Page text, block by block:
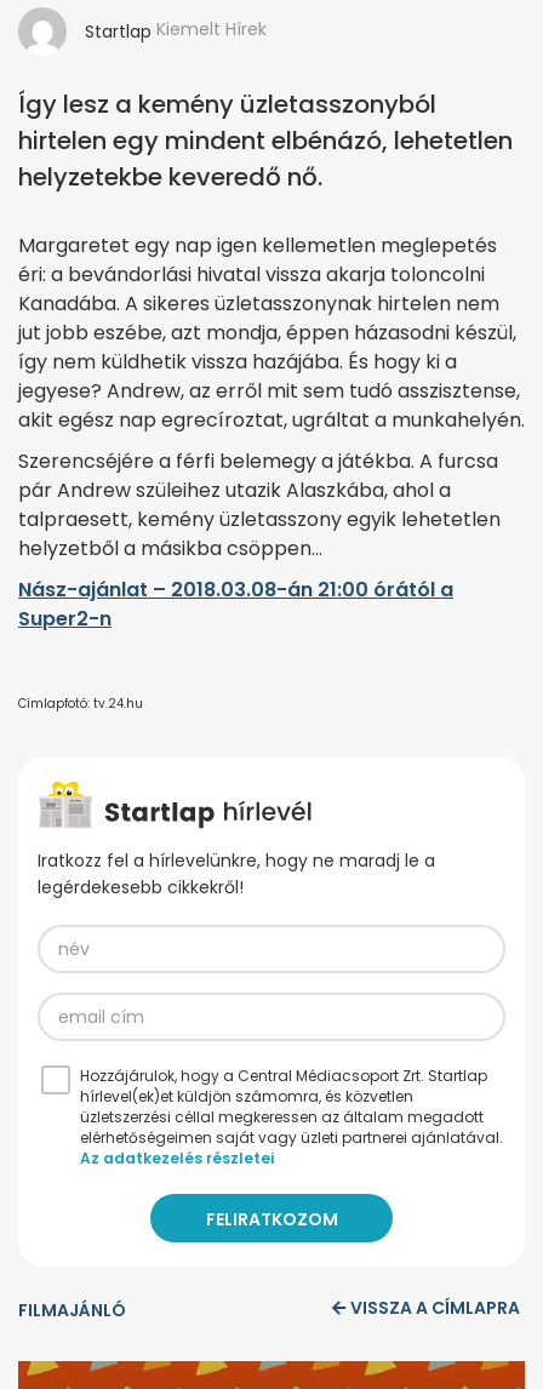
Startlap Kiemelt Hírek
Így lesz a kemény üzletasszonyból
hirtelen egy mindent elbénázó, lehetetlen
helyzetekbe keveredő nő.
Margaretet egy nap igen kellemetlen meglepetés
éri: a bevándorlási hivatal vissza akarja toloncolni
Kanadába. A sikeres üzletasszonynak hirtelen nem
jut jobb eszébe, azt mondja, éppen házasodni készül,
így nem küldhetik vissza hazájába. És hogy ki a
jegyese? Andrew, az erről mit sem tudó asszisztense,
akit egész nap egrecíroztat, ugráltat a munkahelyén.
Szerencséjére a férfi belemegy a játékba. A furcsa
pár Andrew szüleihez utazik Alaszkába, ahol a
talpraesett, kemény üzletasszony egyik lehetetlen
helyzetből a másikba csöppen…
Nász-ajánlat – 2018.03.08-án 21:00 órától a
Super2-n
Címlapfotó: tv.24.hu
Iratkozz fel a hírlevelünkre, hogy ne maradj le a
legérdekesebb cikkekről!
Hozzájárulok, hogy a Central Médiacsoport Zrt. Startlap
hírlevel(ek)et küldjön számomra, és közvetlen
üzletszerzési céllal megkeressen az általam megadott
elérhetőségeimen saját vagy üzleti partnerei ajánlatával.
Az adatkezelés részletei
FILMAJÁNLÓ VISSZA A CÍMLAPRA